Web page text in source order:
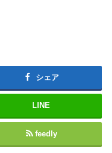
シェア
LINE
feedly